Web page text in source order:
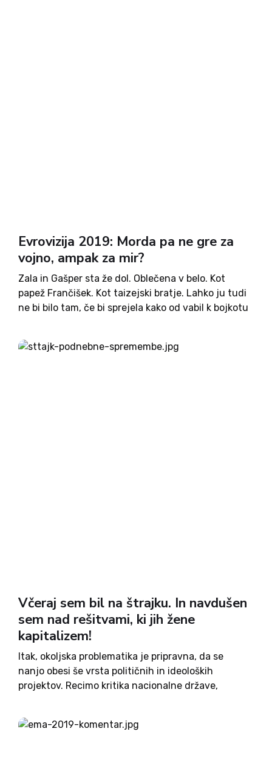
Evrovizija 2019: Morda pa ne gre za
vojno, ampak za mir?
Zala in Gašper sta že dol. Oblečena v belo. Kot
papež Frančišek. Kot taizejski bratje. Lahko ju tudi
ne bi bilo tam, če bi sprejela kako od vabil k bojkotu
takšnih pozivov,...
Včeraj sem bil na štrajku. In navdušen
sem nad rešitvami, ki jih žene
kapitalizem!
Itak, okoljska problematika je pripravna, da se
nanjo obesi še vrsta političnih in ideoloških
projektov. Recimo kritika nacionalne države,
Zato ni čudno, da se je ob podnebnem štrajku na
slovenskem čivkališču še enkrat odvil klasični...